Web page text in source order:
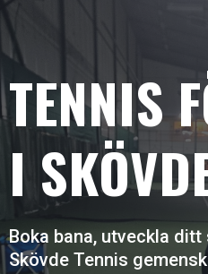
TENNIS
I
Boka bana, utveckla
Skövde Tennis